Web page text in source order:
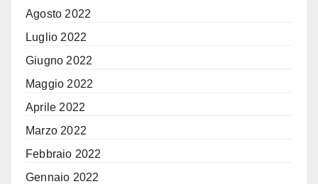
Agosto 2022
Luglio 2022
Giugno 2022
Maggio 2022
Aprile 2022
Marzo 2022
Febbraio 2022
Gennaio 2022